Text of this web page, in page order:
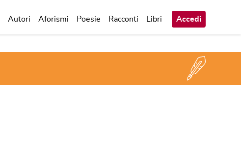
Autori Aforismi Poesie Racconti Libri Accedi